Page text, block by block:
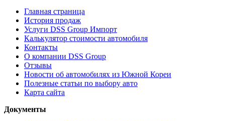
Главная страница
История продаж
Услуги DSS Group Импорт
Калькулятор стоимости автомобиля
Контакты
О компании DSS Group
Отзывы
Новости об автомобилях из Южной Кореи
Полезные статьи по выбору авто
Карта сайта
Документы